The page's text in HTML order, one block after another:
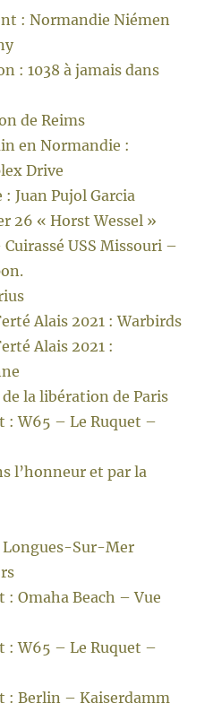
: Normandie Niémen
: 1038 à jamais dans
de Reims
en Normandie :
Drive
Juan Pujol Garcia
26 « Horst Wessel »
USS Missouri –
Alais 2021 : Warbirds
Alais 2021 :
la libération de Paris
: W65 – Le Ruquet –
l’honneur et par la
Longues-Sur-Mer
Omaha Beach – Vue
: W65 – Le Ruquet –
: Berlin – Kaiserdamm